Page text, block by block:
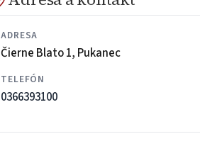
ADRESA
Čierne Blato 1, Pukanec
TELEFÓN
0366393100